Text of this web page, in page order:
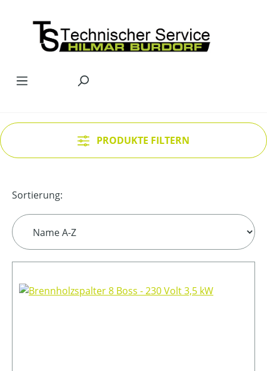
PRODUKTE FILTERN
Sortierung: